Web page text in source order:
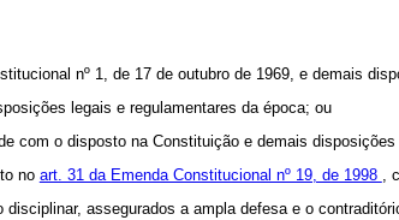
nº 1, de 17 de outubro de 1969, e demais
legais e regulamentares da época; ou
com o disposto na Constituição e demais
no art. 31 da Emenda Constitucional nº 19, de 1998 ,
assegurados a ampla defesa e o